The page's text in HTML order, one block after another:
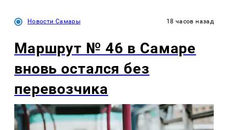
Новости Самары 18 часов назад
Маршрут № 46 в Самаре
вновь остался без
перевозчика